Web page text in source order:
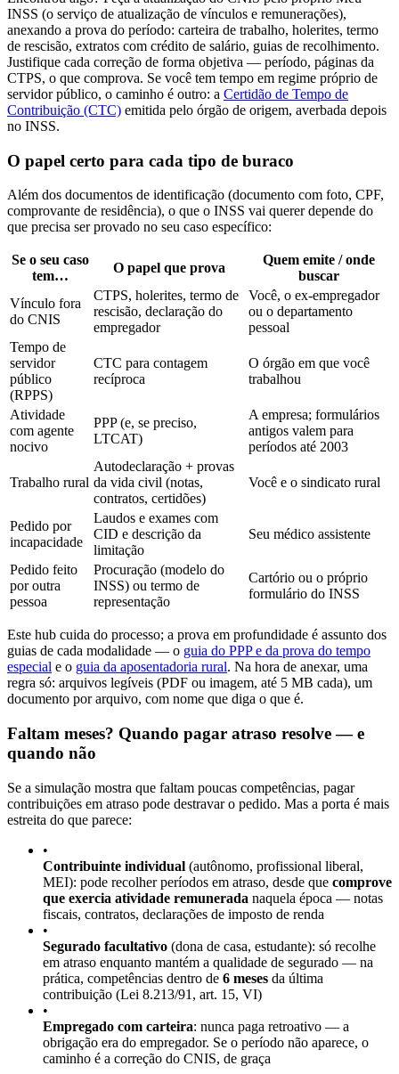
INSS (o serviço de atualização de vínculos e remunerações),
anexando a prova do período: carteira de trabalho, holerites, termo
de rescisão, extratos com crédito de salário, guias de recolhimento.
Justifique cada correção de forma objetiva — período, páginas da
CTPS, o que comprova. Se você tem tempo em regime próprio de
servidor público, o caminho é outro: a Certidão de Tempo de
Contribuição (CTC) emitida pelo órgão de origem, averbada depois
no INSS.
O papel certo para cada tipo de buraco
Além dos documentos de identificação (documento com foto, CPF,
comprovante de residência), o que o INSS vai querer depende do
que precisa ser provado no seu caso específico:
Se o seu caso
tem…
O papel que prova
Quem emite / onde
buscar
Vínculo fora
do CNIS
CTPS, holerites, termo de
rescisão, declaração do
empregador
Você, o ex-empregador
ou o departamento
pessoal
Tempo de
servidor
público
(RPPS)
CTC para contagem
recíproca
O órgão em que você
trabalhou
Atividade
com agente
nocivo
PPP (e, se preciso,
LTCAT)
A empresa; formulários
antigos valem para
períodos até 2003
Trabalho rural
Autodeclaração + provas
da vida civil (notas,
contratos, certidões)
Você e o sindicato rural
Pedido por
incapacidade
Laudos e exames com
CID e descrição da
limitação
Seu médico assistente
Pedido feito
por outra
pessoa
Procuração (modelo do
INSS) ou termo de
representação
Cartório ou o próprio
formulário do INSS
Este hub cuida do processo; a prova em profundidade é assunto dos
guias de cada modalidade — o guia do PPP e da prova do tempo
especial e o guia da aposentadoria rural. Na hora de anexar, uma
regra só: arquivos legíveis (PDF ou imagem, até 5 MB cada), um
documento por arquivo, com nome que diga o que é.
Faltam meses? Quando pagar atraso resolve — e
quando não
Se a simulação mostra que faltam poucas competências, pagar
contribuições em atraso pode destravar o pedido. Mas a porta é mais
estreita do que parece:
•
Contribuinte individual (autônomo, profissional liberal,
MEI): pode recolher períodos em atraso, desde que comprove
que exercia atividade remunerada naquela época — notas
fiscais, contratos, declarações de imposto de renda
•
Segurado facultativo (dona de casa, estudante): só recolhe
em atraso enquanto mantém a qualidade de segurado — na
prática, competências dentro de 6 meses da última
contribuição (Lei 8.213/91, art. 15, VI)
•
Empregado com carteira: nunca paga retroativo — a
obrigação era do empregador. Se o período não aparece, o
caminho é a correção do CNIS, de graça